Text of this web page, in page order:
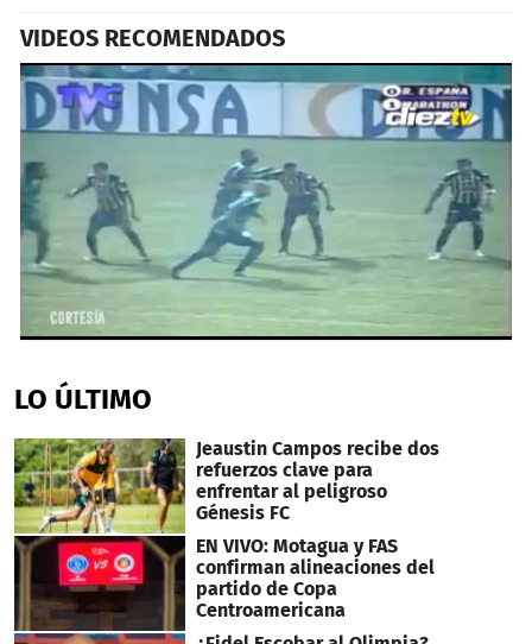
VIDEOS RECOMENDADOS
of
1
3
seconds
LO ÚLTIMO
Jeaustin Campos recibe dos
refuerzos clave para
enfrentar al peligroso
Génesis FC
EN VIVO: Motagua y FAS
confirman alineaciones del
partido de Copa
Centroamericana